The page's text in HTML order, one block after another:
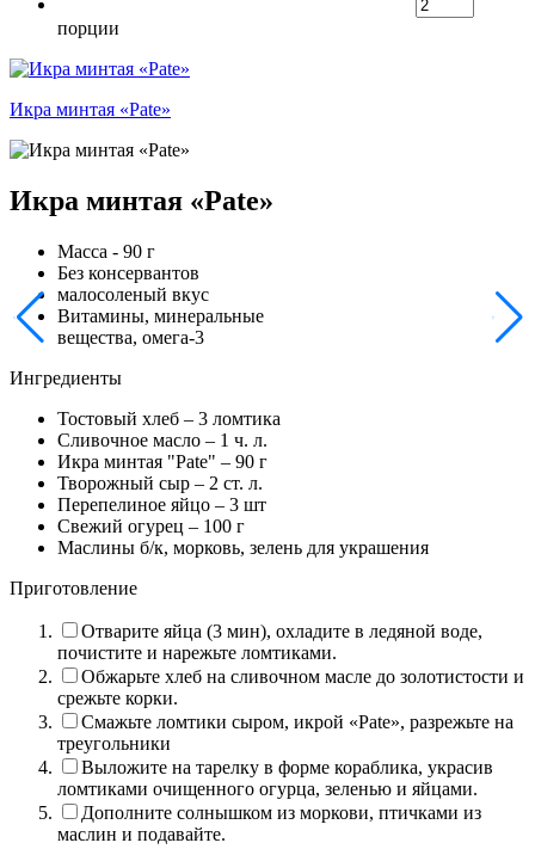
порции
Икра минтая «Pate»
Икра минтая «Pate»
Масса - 90 г
Без консервантов
малосоленый вкус
Витамины, минеральные
вещества, омега-3
Ингредиенты
Тостовый хлеб – 3 ломтика
Сливочное масло – 1 ч. л.
Икра минтая "Pate" – 90 г
Творожный сыр – 2 ст. л.
Перепелиное яйцо – 3 шт
Свежий огурец – 100 г
Маслины б/к, морковь, зелень для украшения
Приготовление
Отварите яйца (3 мин), охладите в ледяной воде,
почистите и нарежьте ломтиками.
Обжарьте хлеб на сливочном масле до золотистости и
срежьте корки.
Смажьте ломтики сыром, икрой «Pate», разрежьте на
треугольники
Выложите на тарелку в форме кораблика, украсив
ломтиками очищенного огурца, зеленью и яйцами.
Дополните солнышком из моркови, птичками из
маслин и подавайте.